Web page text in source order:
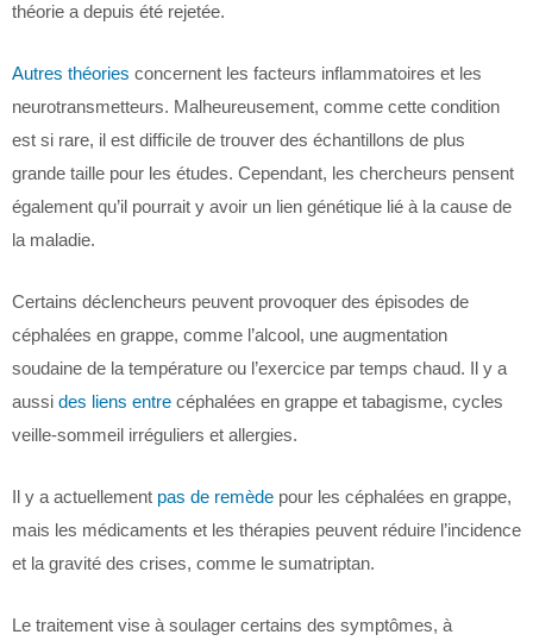
théorie a depuis été rejetée.
Autres théories concernent les facteurs inflammatoires et les
neurotransmetteurs. Malheureusement, comme cette condition
est si rare, il est difficile de trouver des échantillons de plus
grande taille pour les études. Cependant, les chercheurs pensent
également qu’il pourrait y avoir un lien génétique lié à la cause de
la maladie.
Certains déclencheurs peuvent provoquer des épisodes de
céphalées en grappe, comme l’alcool, une augmentation
soudaine de la température ou l’exercice par temps chaud. Il y a
aussi des liens entre céphalées en grappe et tabagisme, cycles
veille-sommeil irréguliers et allergies.
Il y a actuellement pas de remède pour les céphalées en grappe,
mais les médicaments et les thérapies peuvent réduire l’incidence
et la gravité des crises, comme le sumatriptan.
Le traitement vise à soulager certains des symptômes, à